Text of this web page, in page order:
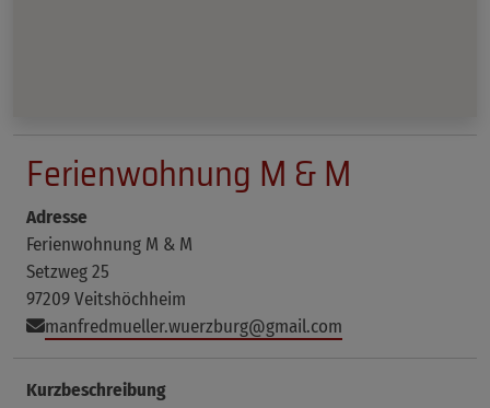
Ferienwohnung M & M
Adresse
Ferienwohnung M & M
Setzweg 25
97209 Veitshöchheim
manfredmueller.wuerzburg@gmail.com
Kurzbeschreibung